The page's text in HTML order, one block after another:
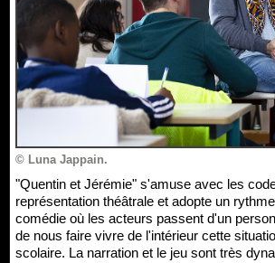
© Luna Jappain.
"Quentin et Jérémie" s'amuse avec les codes de la
représentation théâtrale et adopte un
comédie où les acteurs passent d'un
de nous faire vivre de l'intérieur cette
scolaire. La narration et le jeu sont très